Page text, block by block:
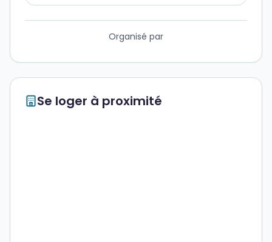
Organisé par
Se loger à proximité